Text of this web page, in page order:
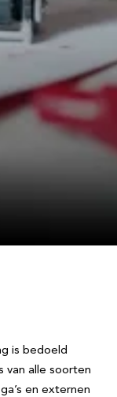
is bedoeld
van alle soorten
en externen